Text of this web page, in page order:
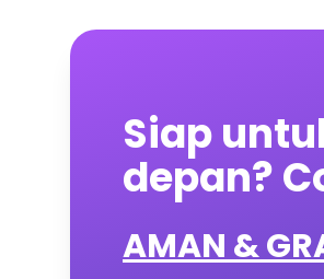
Siap
depan?
AMAN &